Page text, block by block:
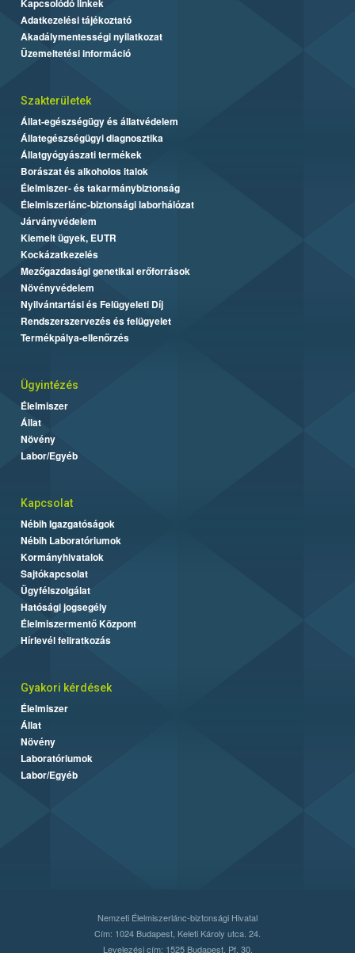
Kapcsolódó linkek
Adatkezelési tájékoztató
Akadálymentességi nyilatkozat
Üzemeltetési információ
Szakterületek
Állat-egészségügy és állatvédelem
Állategészségügyi diagnosztika
Állatgyógyászati termékek
Borászat és alkoholos italok
Élelmiszer- és takarmánybiztonság
Élelmiszerlánc-biztonsági laborhálózat
Járványvédelem
Kiemelt ügyek, EUTR
Kockázatkezelés
Mezőgazdasági genetikai erőforrások
Növényvédelem
Nyilvántartási és Felügyeleti Díj
Rendszerszervezés és felügyelet
Termékpálya-ellenőrzés
Ügyintézés
Élelmiszer
Állat
Növény
Labor/Egyéb
Kapcsolat
Nébih Igazgatóságok
Nébih Laboratóriumok
Kormányhivatalok
Sajtókapcsolat
Ügyfélszolgálat
Hatósági jogsegély
Élelmiszermentő Központ
Hírlevél feliratkozás
Gyakori kérdések
Élelmiszer
Állat
Növény
Laboratóriumok
Labor/Egyéb
Nemzeti Élelmiszerlánc-biztonsági Hivatal
Cím: 1024 Budapest, Keleti Károly utca. 24.
Levelezési cím: 1525 Budapest. Pf. 30.